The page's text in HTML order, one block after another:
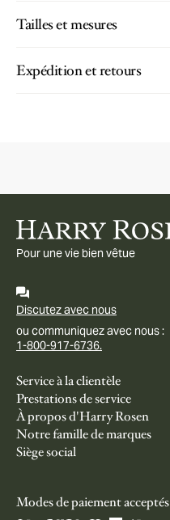
Tailles et mesures
Expédition et retours
Pour une vie bien vêtue
Discutez avec nous
ou communiquez avec nous :
1-800-917-6736.
Service à la clientèle
Prestations de service
À propos d'Harry Rosen
Notre famille de marques
Siège social
Modes de paiement acceptés